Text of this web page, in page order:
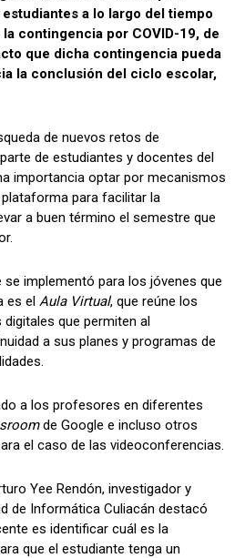
tir
a lo largo del tiempo
contingencia por COVID-19, de
que dicha contingencia pueda
la conclusión del ciclo escolar,
de nuevos retos de
de estudiantes y docentes del
importancia optar por mecanismos
para facilitar la
a buen término el semestre que
se implementó para los jóvenes que
es el Aula Virtual, que reúne los
que permiten al
a sus planes y programas de
a los profesores en diferentes
de Google e incluso otros
el caso de las videoconferencias.
Yee Rendón, investigador y
de Informática Culiacán destacó
es identificar cuál es la
que el estudiante tenga un